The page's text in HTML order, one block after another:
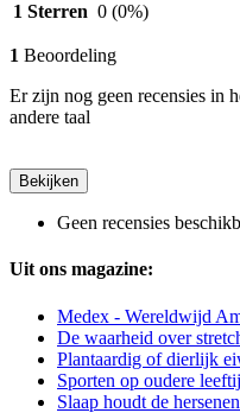
1 Sterren 0 (0%)
1 Beoordeling
Er zijn nog geen recensies in
andere taal
Bekijken
Geen recensies
Uit ons magazine:
Medex - Wereldwijd
De waarheid over
Plantaardig of dierlijk
Sporten op oudere
Slaap houdt de